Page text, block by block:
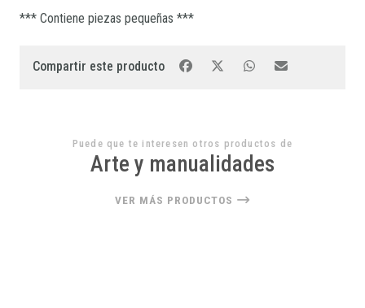
*** Contiene piezas pequeñas ***
Compartir este producto
Puede que te interesen otros productos de
Arte y manualidades
VER MÁS PRODUCTOS